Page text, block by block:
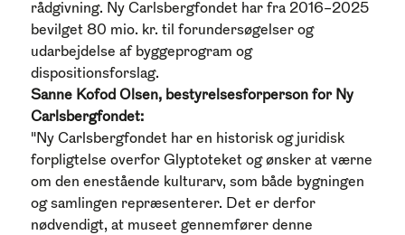
rådgivning. Ny Carlsbergfondet har fra 2016–2025
bevilget 80 mio. kr. til forundersøgelser og
udarbejdelse af byggeprogram og
dispositionsforslag.
Sanne Kofod Olsen, bestyrelsesforperson for Ny
Carlsbergfondet:
"Ny Carlsbergfondet har en historisk og juridisk
forpligtelse overfor Glyptoteket og ønsker at værne
om den enestående kulturarv, som både bygningen
og samlingen repræsenterer. Det er derfor
nødvendigt, at museet gennemfører denne